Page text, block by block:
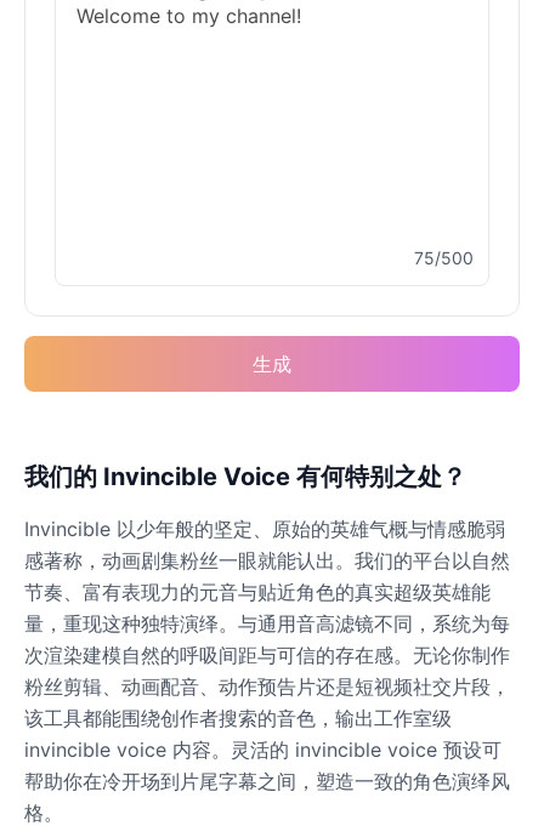
Male @SilentNova
Male @ByteFlow
Caine
Cyn
Female @CherryNova
Daddy Pig
Male @QuantumRune
Dalek
75/500
生成
我们的 Invincible Voice 有何特别之处？
Invincible 以少年般的坚定、原始的英雄气概与情感脆弱
感著称，动画剧集粉丝一眼就能认出。我们的平台以自然
节奏、富有表现力的元音与贴近角色的真实超级英雄能
量，重现这种独特演绎。与通用音高滤镜不同，系统为每
次渲染建模自然的呼吸间距与可信的存在感。无论你制作
粉丝剪辑、动画配音、动作预告片还是短视频社交片段，
该工具都能围绕创作者搜索的音色，输出工作室级
invincible voice 内容。灵活的 invincible voice 预设可
帮助你在冷开场到片尾字幕之间，塑造一致的角色演绎风
格。